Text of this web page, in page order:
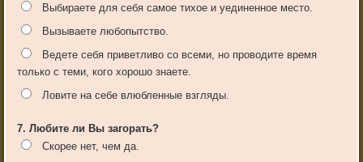
Выбираете для себя самое тихое и уединенное место.
Вызываете любопытство.
Ведете себя приветливо со всеми, но проводите время
только с теми, кого хорошо знаете.
Ловите на себе влюбленные взгляды.
7. Любите ли Вы загорать?
Скорее нет, чем да.